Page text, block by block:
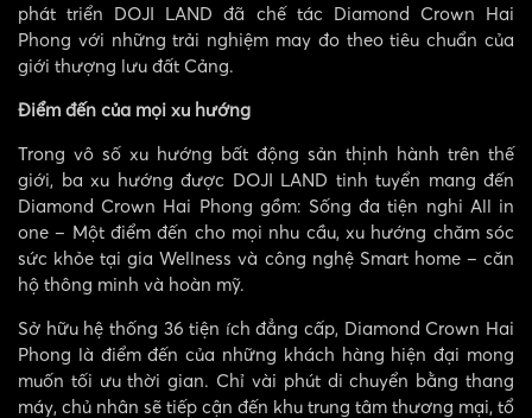
phát triển DOJI LAND đã chế tác Diamond Crown Hai
Phong với những trải nghiệm may đo theo tiêu chuẩn của
giới thượng lưu đất Cảng.
Điểm đến của mọi xu hướng
Trong vô số xu hướng bất động sản thịnh hành trên thế
giới, ba xu hướng được DOJI LAND tinh tuyển mang đến
Diamond Crown Hai Phong gồm: Sống đa tiện nghi All in
one – Một điểm đến cho mọi nhu cầu, xu hướng chăm sóc
sức khỏe tại gia Wellness và công nghệ Smart home – căn
hộ thông minh và hoàn mỹ.
Sở hữu hệ thống 36 tiện ích đẳng cấp, Diamond Crown Hai
Phong là điểm đến của những khách hàng hiện đại mong
muốn tối ưu thời gian. Chỉ vài phút di chuyển bằng thang
máy, chủ nhân sẽ tiếp cận đến khu trung tâm thương mại, tổ